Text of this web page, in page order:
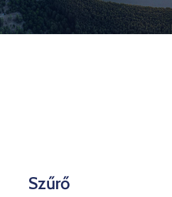
Választási
Információk
Szűrő